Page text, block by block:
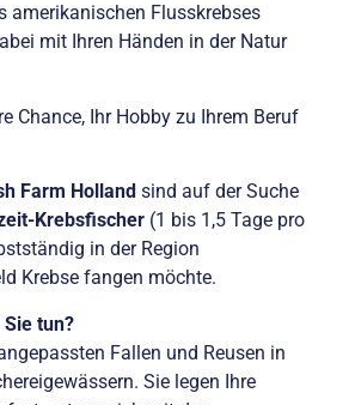
amerikanischen Flusskrebses
mit Ihren Händen in der Natur
Chance, Ihr Hobby zu Ihrem Beruf
Farm Holland sind auf der Suche
Krebsfischer (1 bis 1,5 Tage pro
in der Region
Krebse fangen möchte.
tun?
Fallen und Reusen in
Sie legen Ihre